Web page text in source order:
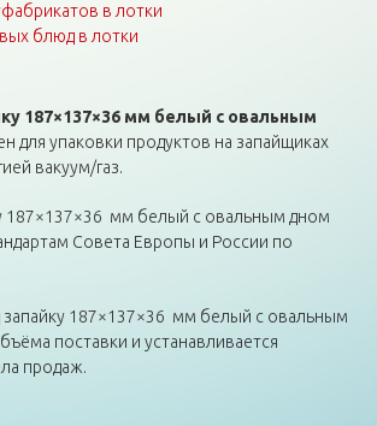
в лотки
блюд в лотки
187×137×36 мм белый с овальным
для упаковки продуктов на запайщиках
вакуум/газ.
187×137×36 мм белый с овальным дном
Совета Европы и России по
запайку 187×137×36 мм белый с овальным
поставки и устанавливается
продаж.